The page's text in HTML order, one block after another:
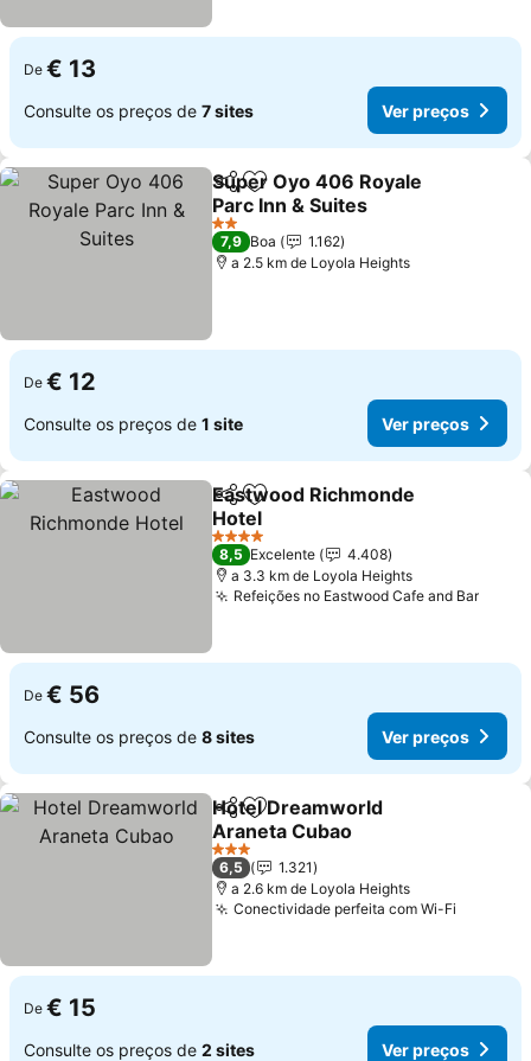
De € 13
Consulte os preços de 7 sites Ver preços
PartilharAdicionar aos favoritos
Super Oyo 406 Royale
Parc Inn & Suites
Ver preços
2 Estrelas
7,9 Boa
1.162
a 2.5 km de Loyola Heights
De € 12
Consulte os preços de 1 site Ver preços
PartilharAdicionar aos favoritos
Eastwood Richmonde
Hotel
Ver preços
4 Estrelas
8,5 Excelente
4.408
a 3.3 km de Loyola Heights
Refeições no Eastwood Cafe and BarVer
De € 56
Consulte os preços de 8 sites Ver preços
PartilharAdicionar aos favoritos
Hotel Dreamworld
Araneta Cubao
Ver preços
3 Estrelas
6,5
1.321
a 2.6 km de Loyola Heights
Conectividade perfeita com Wi-Fi
De € 15
Consulte os preços de 2 sites Ver preços